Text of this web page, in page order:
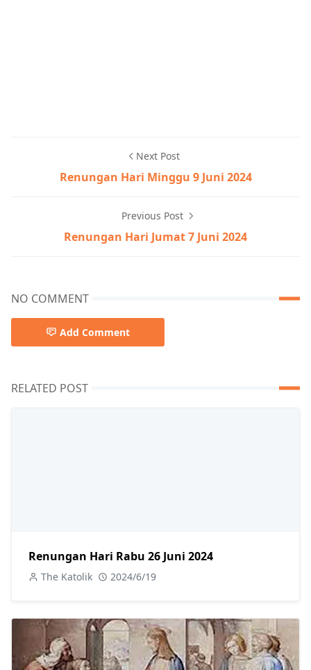
Next Post
Renungan Hari Minggu 9 Juni 2024
Previous Post
Renungan Hari Jumat 7 Juni 2024
NO COMMENT
Add Comment
RELATED POST
Renungan Hari Rabu 26 Juni 2024
The Katolik 2024/6/19